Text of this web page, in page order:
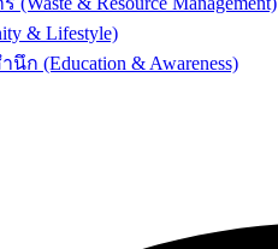
& Lifestyle)
(Education & Awareness)